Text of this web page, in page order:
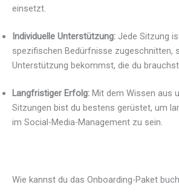
einsetzt.
Individuelle Unterstützung: Jede Sitzung
spezifischen Bedürfnisse zugeschnitten,
Unterstützung bekommst, die du
Langfristiger Erfolg: Mit dem Wissen aus
Sitzungen bist du bestens gerüstet, um
im Social-Media-Management zu sein.
Wie kannst du das Onboarding-Paket